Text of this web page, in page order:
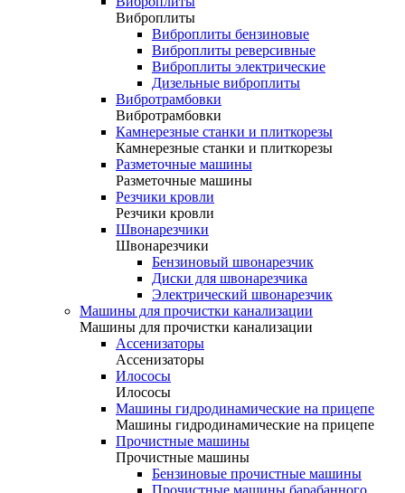
Виброплиты
Виброплиты бензиновые
Виброплиты реверсивные
Виброплиты электрические
Дизельные виброплиты
Вибротрамбовки
Вибротрамбовки
Камнерезные станки и плиткорезы
Камнерезные станки и плиткорезы
Разметочные машины
Разметочные машины
Резчики кровли
Резчики кровли
Швонарезчики
Швонарезчики
Бензиновый швонарезчик
Диски для швонарезчика
Электрический швонарезчик
Машины для прочистки канализации
Машины для прочистки канализации
Ассенизаторы
Ассенизаторы
Илососы
Илососы
Машины гидродинамические на прицепе
Машины гидродинамические на прицепе
Прочистные машины
Прочистные машины
Бензиновые прочистные машины
Прочистные машины барабанного